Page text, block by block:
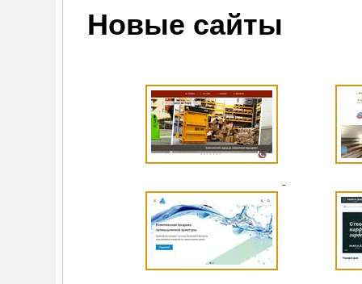
Новые сайты